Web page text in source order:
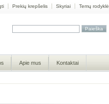
Temų rodyklė
Skyriai
Prekių krepšelis
Apie mus Kontaktai